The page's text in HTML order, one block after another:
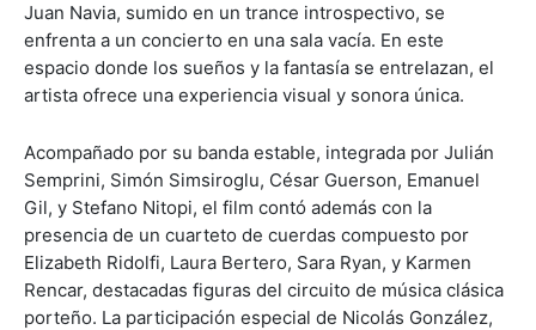
Juan Navia, sumido en un trance introspectivo, se
enfrenta a un concierto en una sala vacía. En este
espacio donde los sueños y la fantasía se entrelazan, el
artista ofrece una experiencia visual y sonora única.
Acompañado por su banda estable, integrada por Julián
Semprini, Simón Simsiroglu, César Guerson, Emanuel
Gil, y Stefano Nitopi, el film contó además con la
presencia de un cuarteto de cuerdas compuesto por
Elizabeth Ridolfi, Laura Bertero, Sara Ryan, y Karmen
Rencar, destacadas figuras del circuito de música clásica
porteño. La participación especial de Nicolás González,